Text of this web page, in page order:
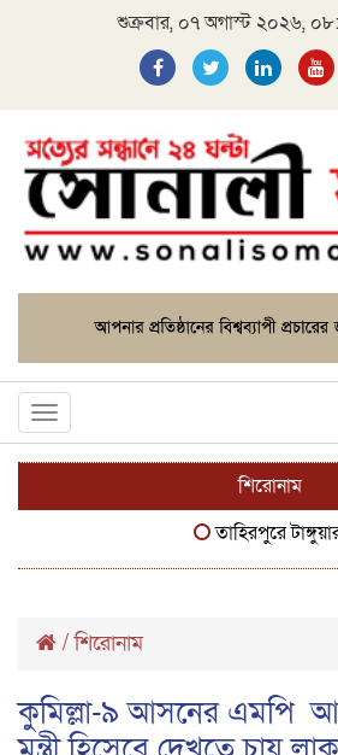
শুক্রবার, ০৭ অগাস্ট ২০২৬,
Toggle
navigation
শিরোনাম
তাহিরপুরে টাঙ্গুয়ার
/শিরোনাম
কুমিল্লা-৯ আসনের এমপি